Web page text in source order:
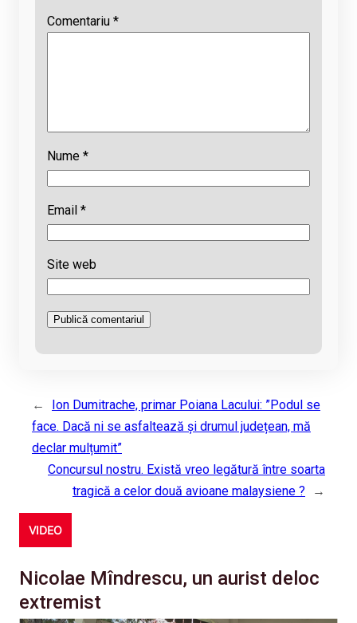
Comentariu *
Nume *
Email *
Site web
←
Ion Dumitrache, primar Poiana Lacului: ”Podul se
face. Dacă ni se asfaltează și drumul județean, mă
declar mulțumit”
Concursul nostru. Există vreo legătură între soarta
tragică a celor două avioane malaysiene ?
→
VIDEO
Nicolae Mîndrescu, un aurist deloc
extremist